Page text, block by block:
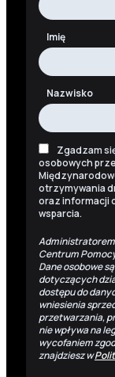
Imię
Nazwisko
Zgadzam
osobowych
otrzymywania
oraz informacji
wsparcia.
Administratorem
Centrum
Dane osobowe
dotyczących
dostępu do
wniesienia
przetwarzania,
nie wpływa na
wycofaniem
znajdziesz w